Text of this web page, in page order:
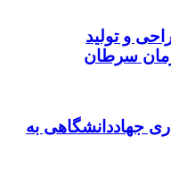
و تولید
سرطان
جهاددانشگاهی به